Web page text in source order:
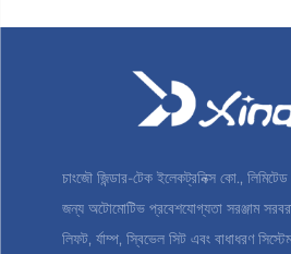
চাংজৌ জিন্ডার-টেক ইলেকট্রনিক্স কো.,
জন্য অটোমোটিভ প্রবেশযোগ্যতা সরঞ্জাম
লিফট, র্যাম্প, স্বিভেল সিট এবং বাধাধরণ